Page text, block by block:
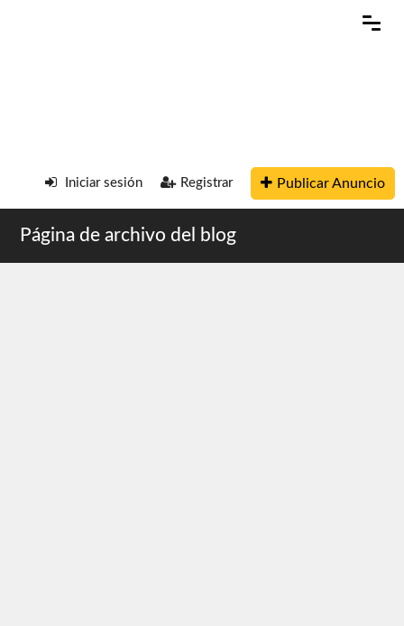
Iniciar sesión Registrar Publicar Anuncio
Página de archivo del blog